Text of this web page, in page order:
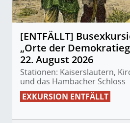
[ENTFÄLLT]
„Orte der
22. August 2026
Stationen: Kaiserslautern,
und das Hambacher Schloss
EXKURSION ENTFÄLLT